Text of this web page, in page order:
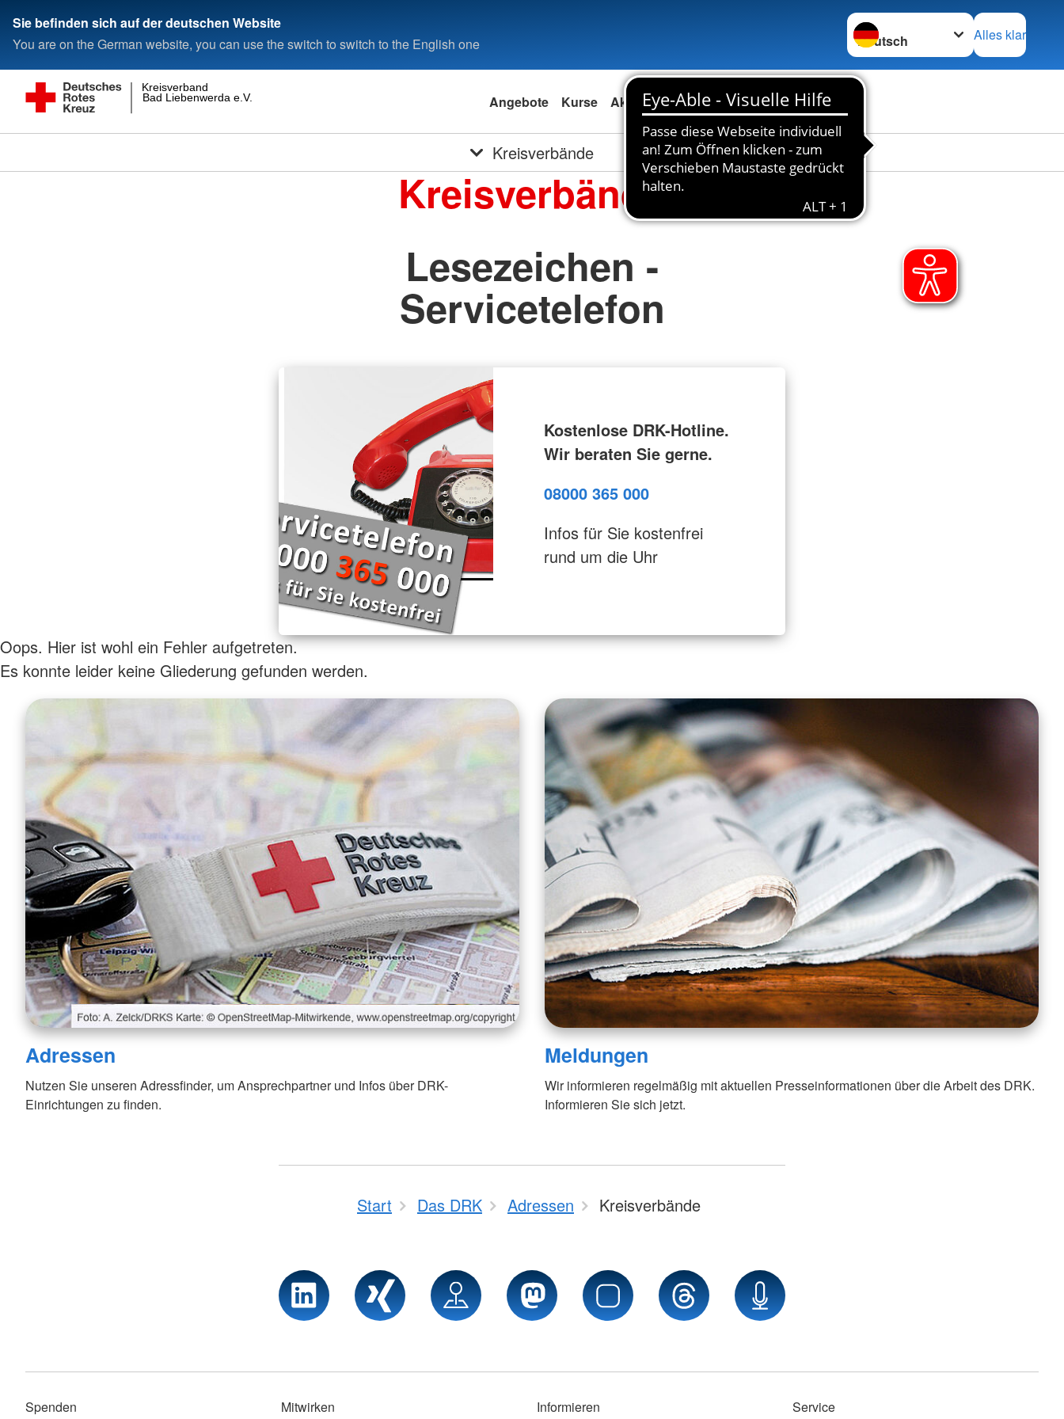
Sie befinden sich auf der deutschen Website
You are on the German website, you can use the switch to switch to the English one
Sprache wechseln zu
Alles klar
Bad Liebenwerda e.V.
Kreisverband
Angebote Kurse Aktuell Spenden Das DRK
Kreisverbände
Kreisverbände
Lesezeichen -
Servicetelefon
Kostenlose DRK-Hotline.
Wir beraten Sie gerne.
08000 365 000
Infos für Sie kostenfrei
rund um die Uhr
Oops. Hier ist wohl ein Fehler aufgetreten.
Es konnte leider keine Gliederung gefunden werden.
Adressen
Nutzen Sie unseren Adressfinder, um Ansprechpartner und Infos über DRK-
Einrichtungen zu finden.
Meldungen
Wir informieren regelmäßig mit aktuellen Presseinformationen über die Arbeit des DRK.
Informieren Sie sich jetzt.
Start Das DRK Adressen Kreisverbände
Spenden Mitwirken Informieren Service